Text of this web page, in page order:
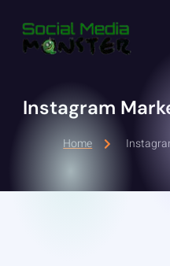
content
Instagram
Home